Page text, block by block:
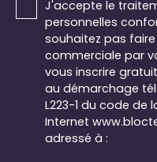
J'accepte le
personnelles
souhaitez pas
commerciale par
vous inscrire
au démarchage
L223-1 du code de
Internet
adressé à :